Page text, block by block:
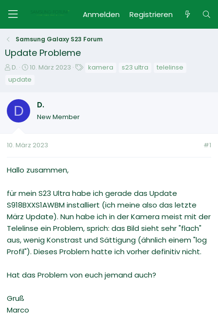
Anmelden Registrieren
Samsung Galaxy S23 Forum
Update Probleme
E
s
e
r
D.
E
e
l
a
10. März 2023 kamera s23 ultra
telelinse
update
D D.
New Member
10. März 2023 #1
Hallo zusammen,
für mein S23 Ultra habe ich gerade das Update
S918BXXS1AWBM installiert (ich meine also das letzte
März Update). Nun habe ich in der Kamera meist mit der
Telelinse ein Problem, sprich: das Bild sieht sehr "flach"
aus, wenig Konstrast und Sättigung (ähnlich einem "log
Profil"). Dieses Problem hatte ich vorher definitiv nicht.
Hat das Problem von euch jemand auch?
Gruß
Marco